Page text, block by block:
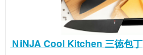
ＮiNJA Cool Kitchen 三徳包丁